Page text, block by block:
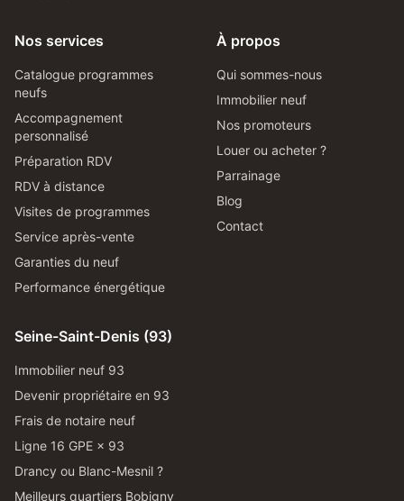
Nos services
Catalogue programmes
neufs
Accompagnement
personnalisé
Préparation RDV
RDV à distance
Visites de programmes
Service après-vente
Garanties du neuf
Performance énergétique
À propos
Qui sommes-nous
Immobilier neuf
Nos promoteurs
Louer ou acheter ?
Parrainage
Blog
Contact
Seine-Saint-Denis (93)
Immobilier neuf 93
Devenir propriétaire en 93
Frais de notaire neuf
Ligne 16 GPE × 93
Drancy ou Blanc-Mesnil ?
Meilleurs quartiers Bobigny